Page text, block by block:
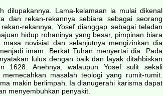
dilupakannya. Lama-kelamaan ia mulai dikenal
dan rekan-rekannya sebiara sebagai seorang
rekannya, Yosef dianggap sebagai teladan
hidup rohaninya yang besar, pimpinan biara
masa novisiat dan selanjutnya mengizinkan dia
imam. Berkat Tuhan menyertai dia. Pada
lulus dengan baik dan layak ditahbiskan
1628. Anehnya, walaupun Yosef sulit sekali
masalah teologi yang rumit-rumit.
makin berlimpah. Ia dianugerahi karisma dapat
menyembuhkan penyakit.